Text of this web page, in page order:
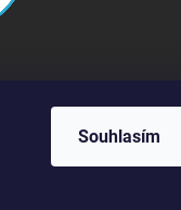
Souhlasím